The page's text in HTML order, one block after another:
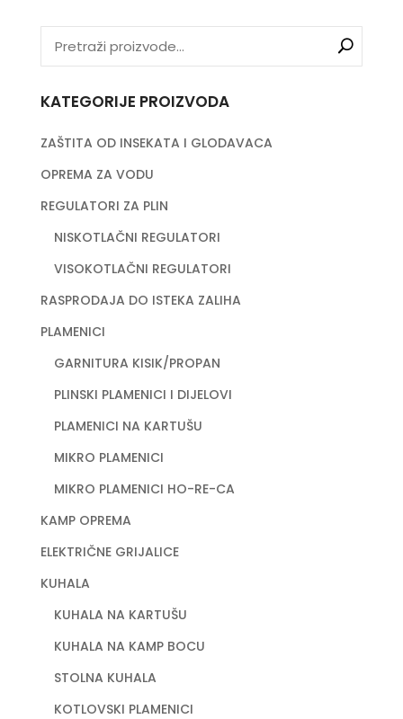
KATEGORIJE PROIZVODA
ZAŠTITA OD INSEKATA I GLODAVACA
OPREMA ZA VODU
REGULATORI ZA PLIN
NISKOTLAČNI REGULATORI
VISOKOTLAČNI REGULATORI
RASPRODAJA DO ISTEKA ZALIHA
PLAMENICI
GARNITURA KISIK/PROPAN
PLINSKI PLAMENICI I DIJELOVI
PLAMENICI NA KARTUŠU
MIKRO PLAMENICI
MIKRO PLAMENICI HO-RE-CA
KAMP OPREMA
ELEKTRIČNE GRIJALICE
KUHALA
KUHALA NA KARTUŠU
KUHALA NA KAMP BOCU
STOLNA KUHALA
KOTLOVSKI PLAMENICI